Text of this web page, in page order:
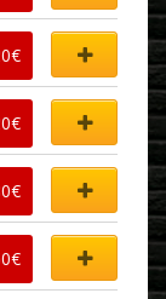
€
€
€
€